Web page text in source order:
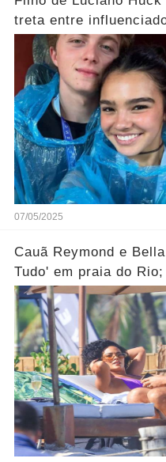
treta entre
07/05/2025
Cauã Reymond e
Tudo' em praia do